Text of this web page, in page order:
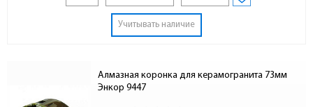
Учитывать наличие
Алмазная коронка для керамогранита 73мм
Энкор 9447